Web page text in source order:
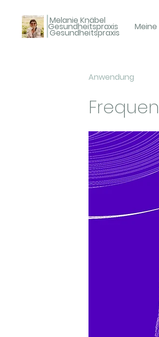
Melanie Knäbel
Gesundheitspraxis
Gesundheitspraxis
Anwendung